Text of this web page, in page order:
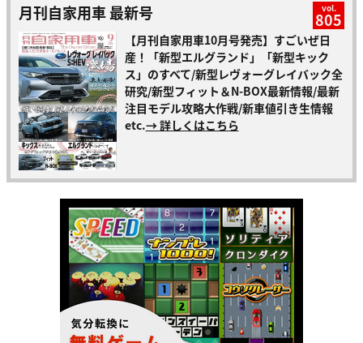
月刊自家用車 最新号 vol.
805
【月刊自家用車10月号発売】すごいぜ日
産！「新型エルグランド」「新型キック
ス」のすべて/新型レヴォーグレイバック全
研究/新型フィット＆N-BOX最新情報/最新
注目モデル攻略大作戦/新車値引き生情報
etc.→ 詳しくはこちら